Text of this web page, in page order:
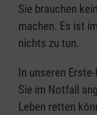
Sie brauchen
machen. Es ist
nichts zu tun.
In unseren
Sie im Notfall
Leben retten